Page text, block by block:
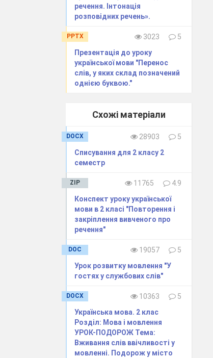
речення. Інтонація
розповідних речень».
PPTX 3023
5
Презентація до уроку
української мови "Перенос
слів, у яких склад позначений
однією буквою."
Схожі матеріали
DOCX 28903
5
Списування для 2 класу 2
семестр
ZIP 11765
4.9
Конспект уроку української
мови в 2 класі "Повторення і
закріплення вивченого про
речення"
DOC 19057
5
Урок розвитку мовлення "У
гостях у службових слів"
DOCX 10363
5
Українська мова. 2 клас
Розділ: Мова і мовлення
УРОК-ПОДОРОЖ Тема:
Вживання слів ввічливості у
мовленні. Подорож у місто